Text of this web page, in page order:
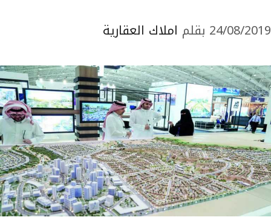
24/08/2019 بقلم املاك العقارية